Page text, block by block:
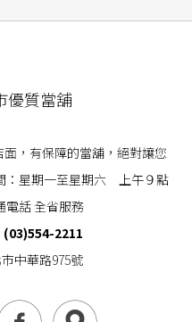
優質當舖
，有保障的當舖，絕對讓您
星期一至星期六 上午９點
話 全省服務
(03)554-2211
中華路975號